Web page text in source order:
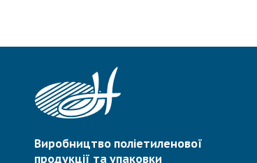
Виробництво поліетиленової
продукції та упаковки